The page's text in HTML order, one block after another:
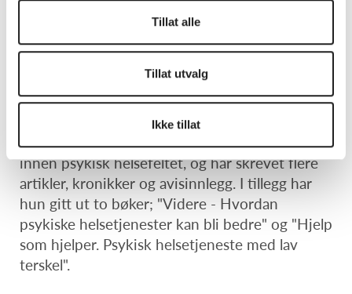
Tillat alle
Tillat utvalg
Ikke tillat
Birgit Valla er utdannet psykolog fra NTNU og
er spesialist i klinisk psykologi (barn og
Hun har lang erfaring med å holde foredrag og
undervisning på konferanser og seminarer
innen psykisk helsefeltet, og har skrevet flere
artikler, kronikker og avisinnlegg. I tillegg har
hun gitt ut to bøker; "Videre - Hvordan
psykiske helsetjenester kan bli bedre" og "Hjelp
som hjelper. Psykisk helsetjeneste med lav
terskel".